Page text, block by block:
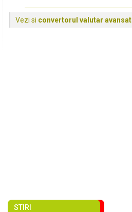
Vezi si convertorul valutar avansat
STIRI